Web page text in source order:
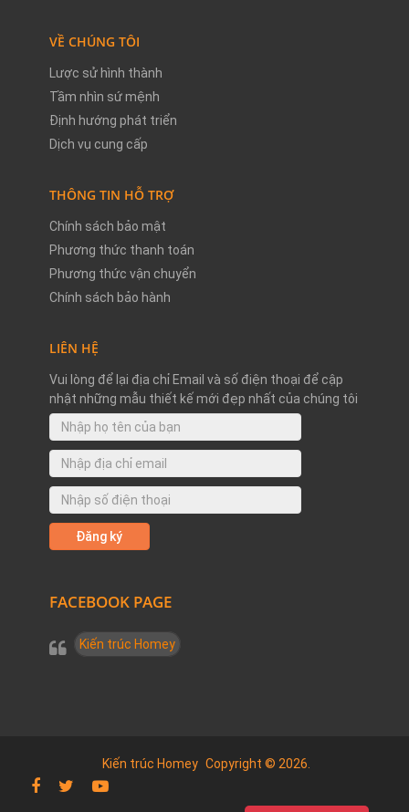
VỀ CHÚNG TÔI
Lược sử hình thành
Tầm nhìn sứ mệnh
Định hướng phát triển
Dịch vụ cung cấp
THÔNG TIN HỖ TRỢ
Chính sách bảo mật
Phương thức thanh toán
Phương thức vận chuyển
Chính sách bảo hành
LIÊN HỆ
Vui lòng để lại địa chỉ Email và số điện thoại để cập
nhật những mẫu thiết kế mới đẹp nhất của chúng tôi
FACEBOOK PAGE
Kiến trúc Homey
Kiến trúc Homey Copyright © 2026.